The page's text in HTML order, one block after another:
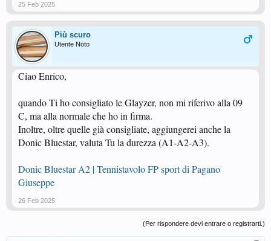
25 Feb 2025
Più scuro
Utente Noto
Ciao Enrico,
quando Ti ho consigliato le Glayzer, non mi riferivo alla 09
C, ma alla normale che ho in firma.
Inoltre, oltre quelle già consigliate, aggiungerei anche la
Donic Bluestar, valuta Tu la durezza (A1-A2-A3).
Donic Bluestar A2 | Tennistavolo FP sport di Pagano
Giuseppe
26 Feb 2025
(Per rispondere devi entrare o registrarti.)